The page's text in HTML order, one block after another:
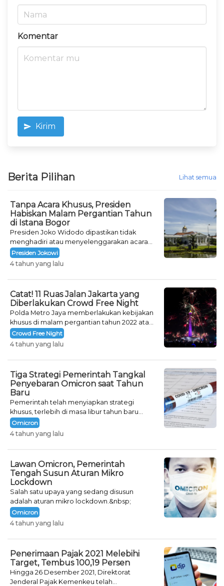
Komentar
Kirim
Berita Pilihan Lihat semua
Tanpa Acara Khusus, Presiden
Habiskan Malam Pergantian Tahun
di Istana Bogor
Presiden Joko Widodo dipastikan tidak
menghadiri atau menyelenggarakan acara
khusus untuk mengisi malam pergantian
tahun.
Presiden Jokowi
4 tahun yang lalu
Catat! 11 Ruas Jalan Jakarta yang
Diberlakukan Crowd Free Night
Polda Metro Jaya memberlakukan kebijakan
khusus di malam pergantian tahun 2022 atau
Crowd Free Night selama dua hari.
Crowd Free Night
4 tahun yang lalu
Tiga Strategi Pemerintah Tangkal
Penyebaran Omicron saat Tahun
Baru
Pemerintah telah menyiapkan strategi
khusus, terlebih di masa libur tahun baru
seperti saat ini.
Omicron
4 tahun yang lalu
Lawan Omicron, Pemerintah
Tengah Susun Aturan Mikro
Lockdown
Salah satu upaya yang sedang disusun
adalah aturan mikro lockdown.&nbsp;
Omicron
4 tahun yang lalu
Penerimaan Pajak 2021 Melebihi
Target, Tembus 100,19 Persen
Hingga 26 Desember 2021, Direktorat
Jenderal Pajak Kemenkeu telah